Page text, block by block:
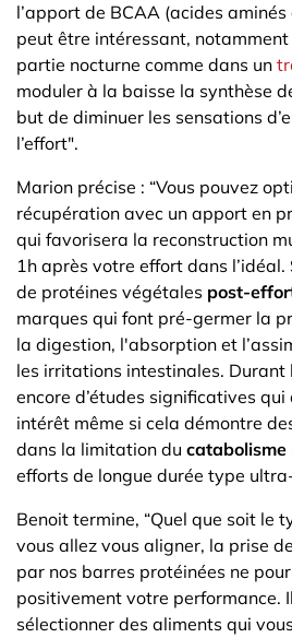
l’apport de BCAA (acides
peut être intéressant, notamment
partie nocturne comme dans un
moduler à la baisse la synthèse
but de diminuer les sensations
l’effort".
Marion précise : “Vous pouvez
récupération avec un apport en
qui favorisera la reconstruction
1h après votre effort dans
de protéines végétales post-
marques qui font pré-germer la
la digestion, l'absorption et
les irritations intestinales. Durant
encore d’études significatives
intérêt même si cela démontre
dans la limitation du catabolisme
efforts de longue durée type
Benoit termine, “Quel que soit le
vous allez vous aligner, la prise
par nos barres protéinées ne
positivement votre performance.
sélectionner des aliments qui